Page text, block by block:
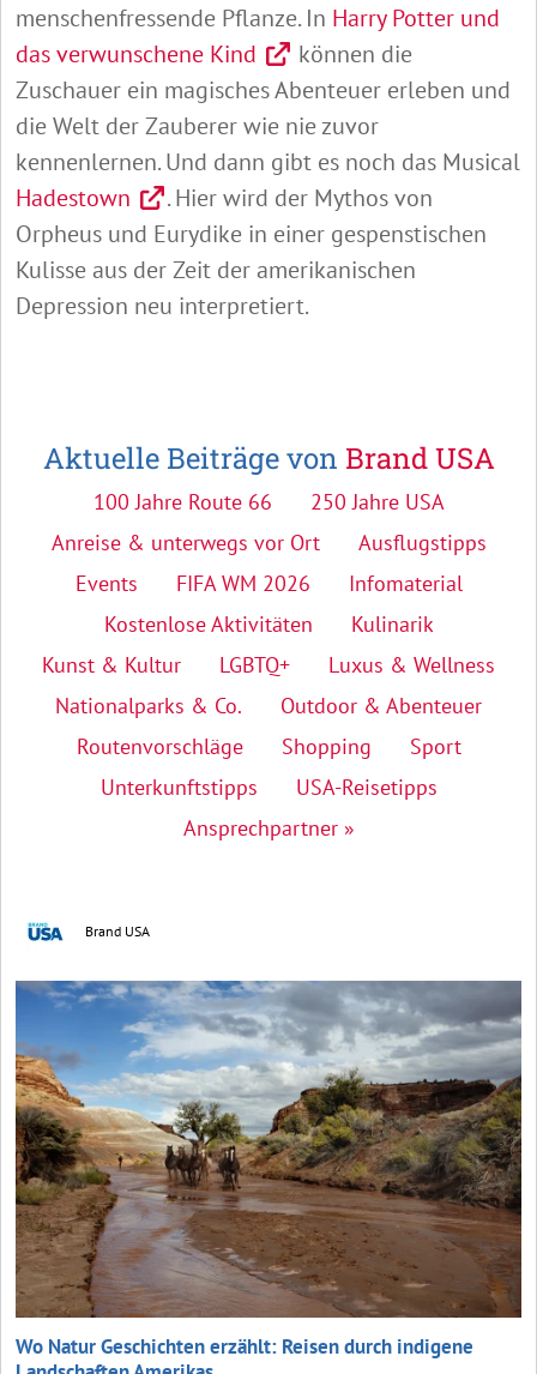
menschenfressende Pflanze. In Harry Potter und
das verwunschene Kind
können die
Zuschauer ein magisches Abenteuer erleben und
die Welt der Zauberer wie nie zuvor
kennenlernen. Und dann gibt es noch das Musical
Hadestown
. Hier wird der Mythos von
Orpheus und Eurydike in einer gespenstischen
Kulisse aus der Zeit der amerikanischen
Depression neu interpretiert.
Aktuelle Beiträge von Brand USA
100 Jahre Route 66
250 Jahre USA
Anreise & unterwegs vor Ort
Ausflugstipps
Events
FIFA WM 2026
Infomaterial
Kostenlose Aktivitäten
Kulinarik
Kunst & Kultur
LGBTQ+
Luxus & Wellness
Nationalparks & Co.
Outdoor & Abenteuer
Routenvorschläge
Shopping
Sport
Unterkunftstipps
USA-Reisetipps
Ansprechpartner »
Brand USA
Wo Natur Geschichten erzählt: Reisen durch indigene